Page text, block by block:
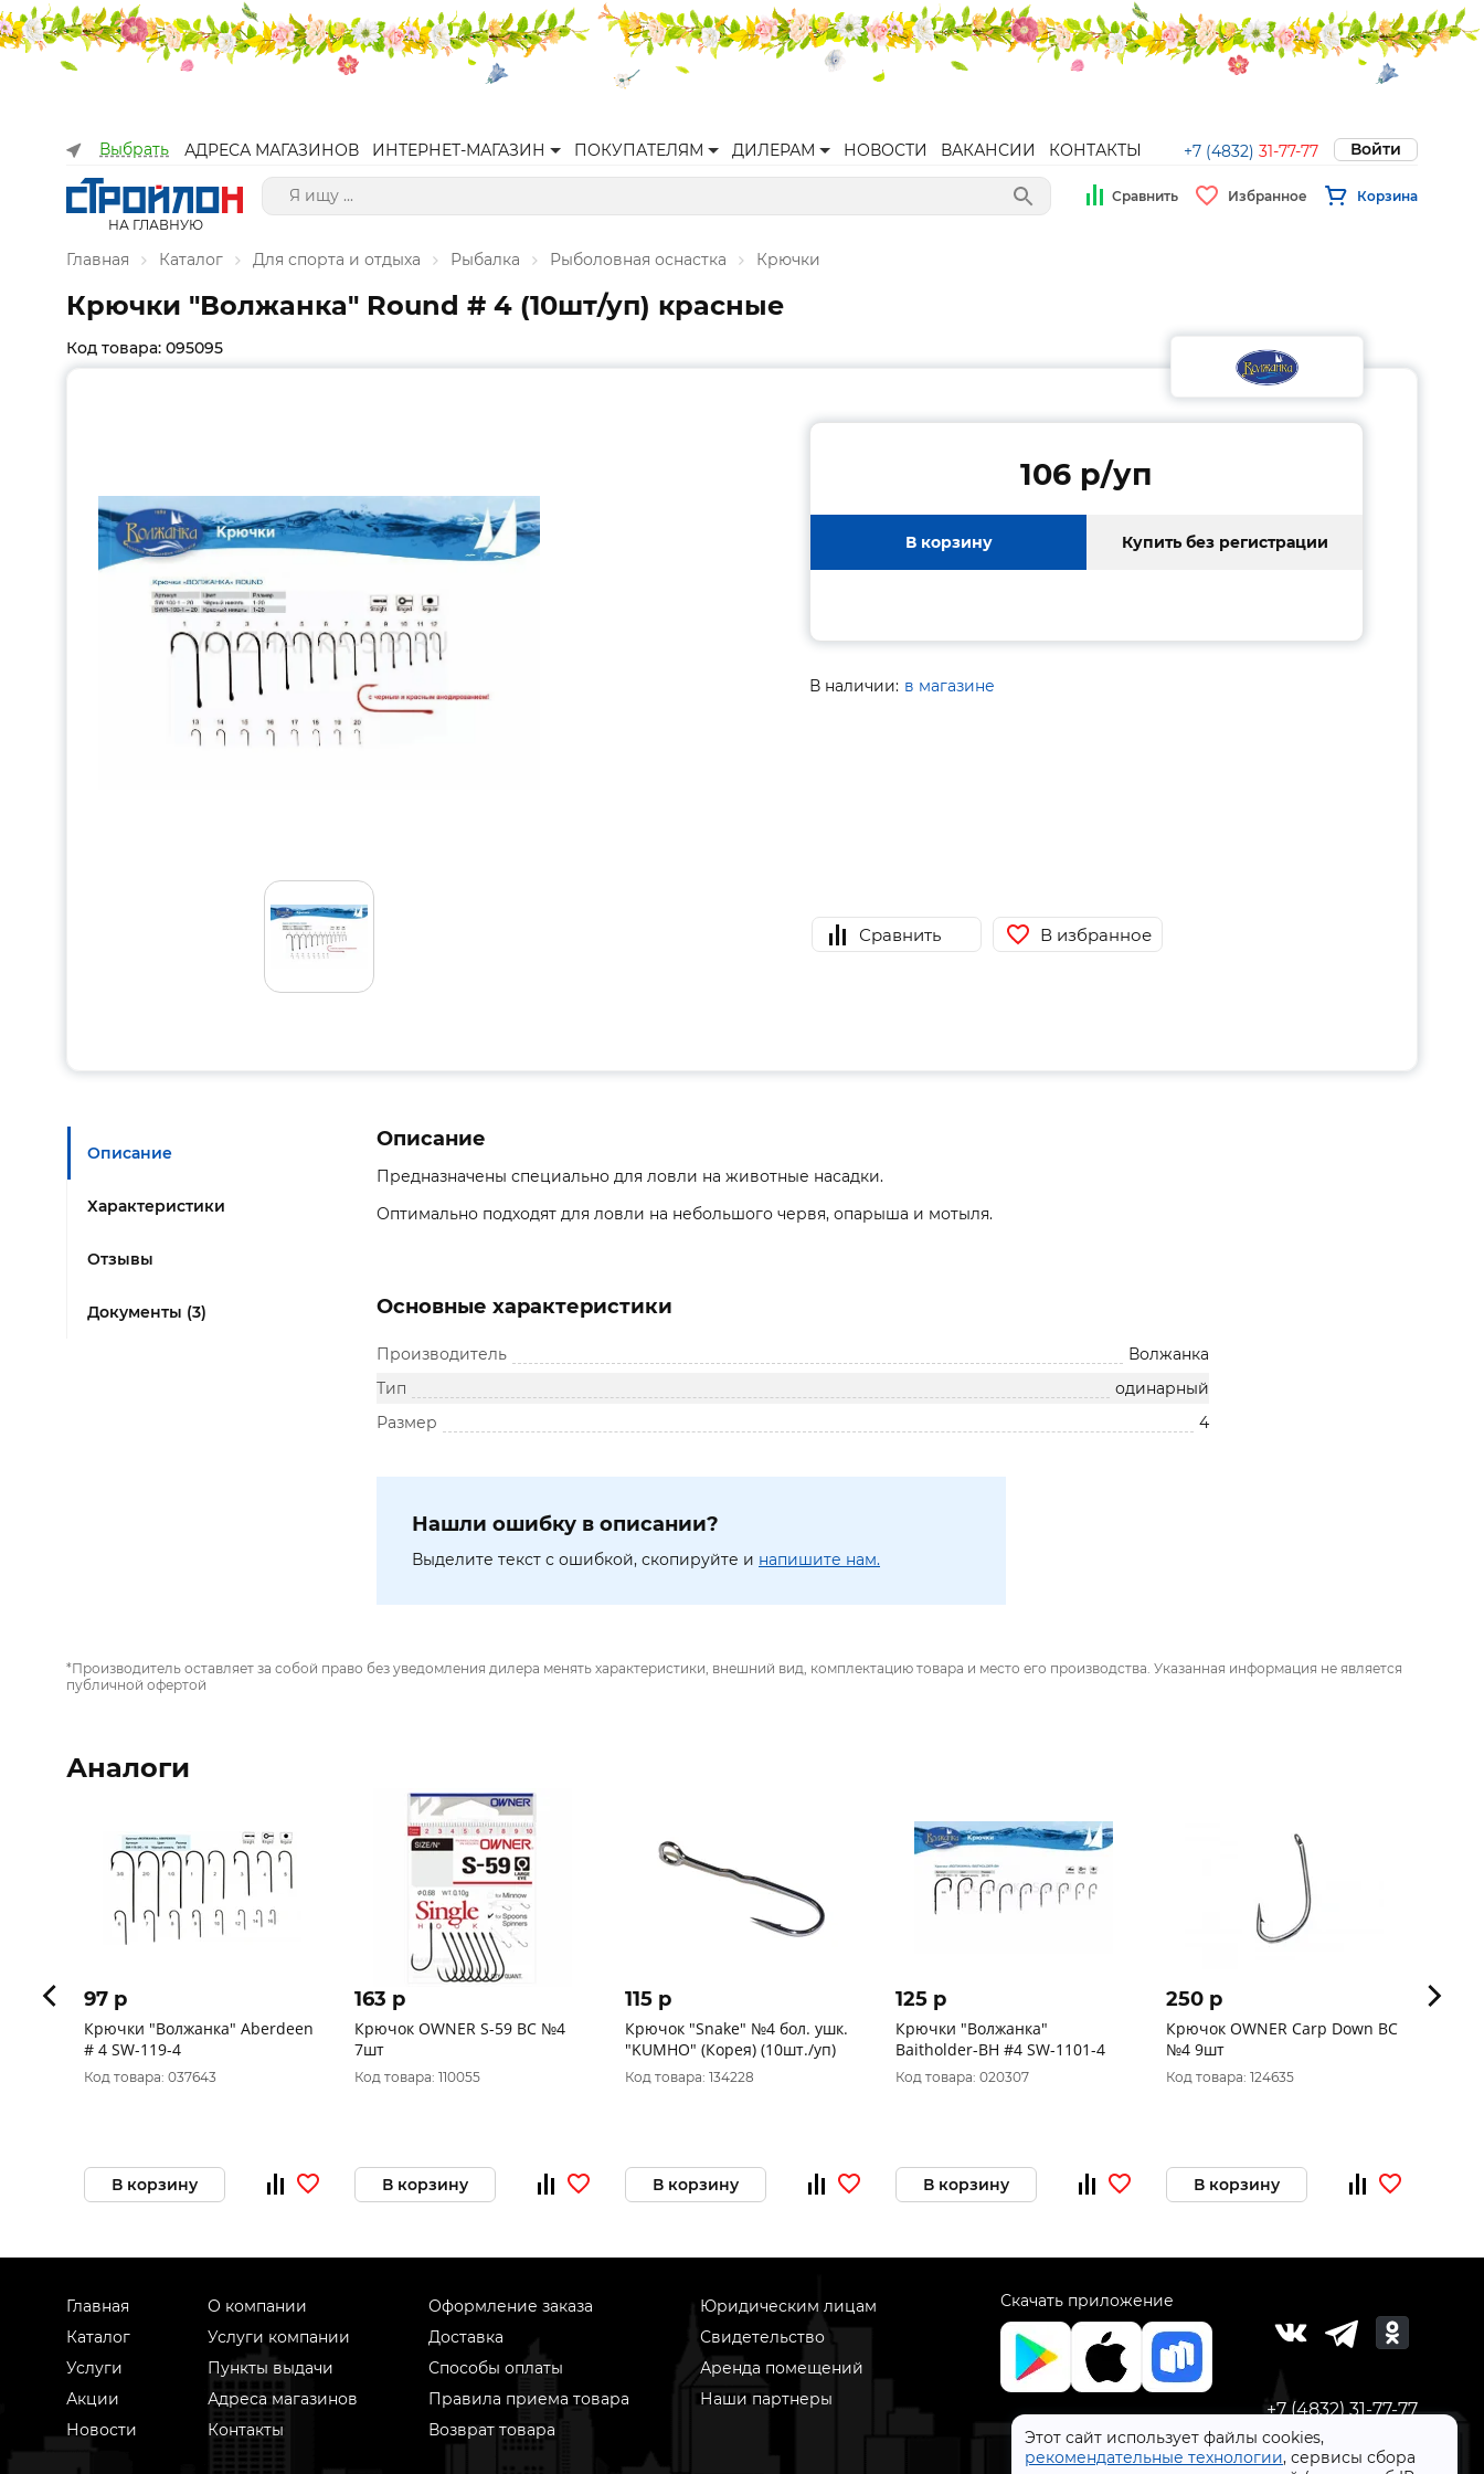
Выбрать АДРЕСА МАГАЗИНОВ ИНТЕРНЕТ-МАГАЗИН ПОКУПАТЕЛЯМ ДИЛЕРАМ НОВОСТИ ВАКАНСИИ КОНТАКТЫ +7 (4832) 31-77-77 Войти
НА ГЛАВНУЮ
Сравнить Избранное Корзина
Главная Каталог Для спорта и отдыха Рыбалка Рыболовная оснастка Крючки
Этот сайт использует файлы cookies,
рекомендательные технологии, сервисы сбора
Крючки "Волжанка" Round # 4 (10шт/уп) красные
Код товара: 095095
106 p/уп
В корзину Купить без регистрации
В наличии: в магазине
Сравнить В избранное
Описание
Характеристики
Отзывы
Документы (3)
Описание
Предназначены специально для ловли на животные насадки.
Оптимально подходят для ловли на небольшого червя, опарыша и мотыля.
Основные характеристики
Производитель
Волжанка
Тип
одинарный
Размер
4
Нашли ошибку в описании?
Выделите текст с ошибкой, скопируйте и напишите нам.
*Производитель оставляет за собой право без уведомления дилера менять характеристики, внешний вид, комплектацию товара и место его производства. Указанная информация не является
публичной офертой
Аналоги
97 p
Крючки "Волжанка" Aberdeen
# 4 SW-119-4
Код товара: 037643
В корзину
163 p
Крючок OWNER S-59 BC №4
7шт
Код товара: 110055
В корзину
115 p
Крючок "Snake" №4 бол. ушк.
"KUMHO" (Корея) (10шт./уп)
Код товара: 134228
В корзину
125 p
Крючки "Волжанка"
Baitholder-BH #4 SW-1101-4
Код товара: 020307
В корзину
250 p
Крючок OWNER Carp Down BC
№4 9шт
Код товара: 124635
В корзину
55 p
Главная
Каталог
Услуги
Акции
Новости
О компании
Услуги компании
Пункты выдачи
Адреса магазинов
Контакты
Оформление заказа
Доставка
Способы оплаты
Правила приема товара
Возврат товара
Юридическим лицам
Свидетельство
Аренда помещений
Наши партнеры
Скачать приложение
+7 (4832) 31-77-77